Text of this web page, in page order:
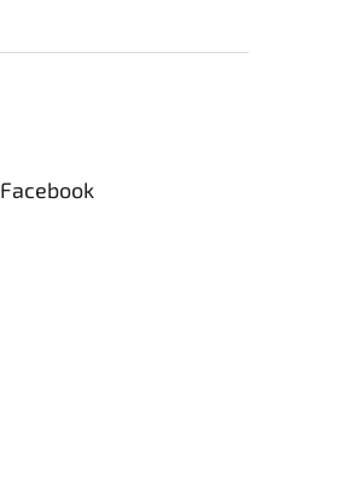
Facebook